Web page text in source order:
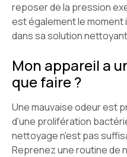
reposer de la pression
est également le
dans sa solution
Mon appareil a
que faire ?
Une mauvaise odeur est
d'une prolifération
nettoyage n'est pas
Reprenez une routine de